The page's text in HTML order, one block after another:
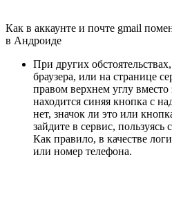
Как в аккаунте и почте gmail
в Андроиде
При других
браузера, или на странице
правом верхнем углу вместо
находится синяя кнопка с
нет, значок ли это или
зайдите в сервис,
Как правило, в качестве
или номер телефона.